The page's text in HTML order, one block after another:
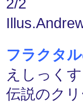
フラクタ
えしっく
伝説のク